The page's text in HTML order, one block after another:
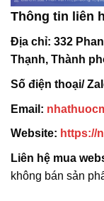
Thông tin liên
Địa chỉ: 332
Thạnh, Thành
Số điện thoại/
Email:
Website: https://
Liên hệ mua
không bán sản